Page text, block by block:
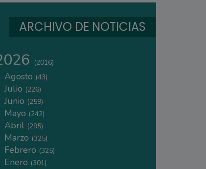
ARCHIVO DE NOTICIAS
(2016)
Agosto (43)
Julio (226)
Junio (259)
Mayo (242)
Abril (295)
Marzo (325)
Febrero (325)
Enero (301)